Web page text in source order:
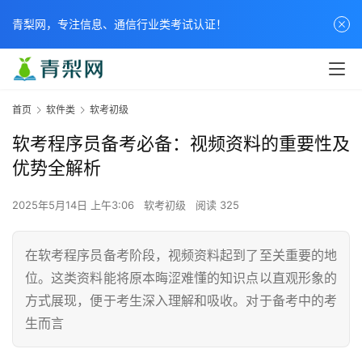
首页 软件类 软考初级
软考程序员备考必备：视频资料的重要性及
优势全解析
2025年5月14日 上午3:06 软考初级 阅读 325
在软考程序员备考阶段，视频资料起到了至关重要的地
位。这类资料能将原本晦涩难懂的知识点以直观形象的
方式展现，便于考生深入理解和吸收。对于备考中的考
生而言
青梨网，专注信息、通信行业类考试认证！